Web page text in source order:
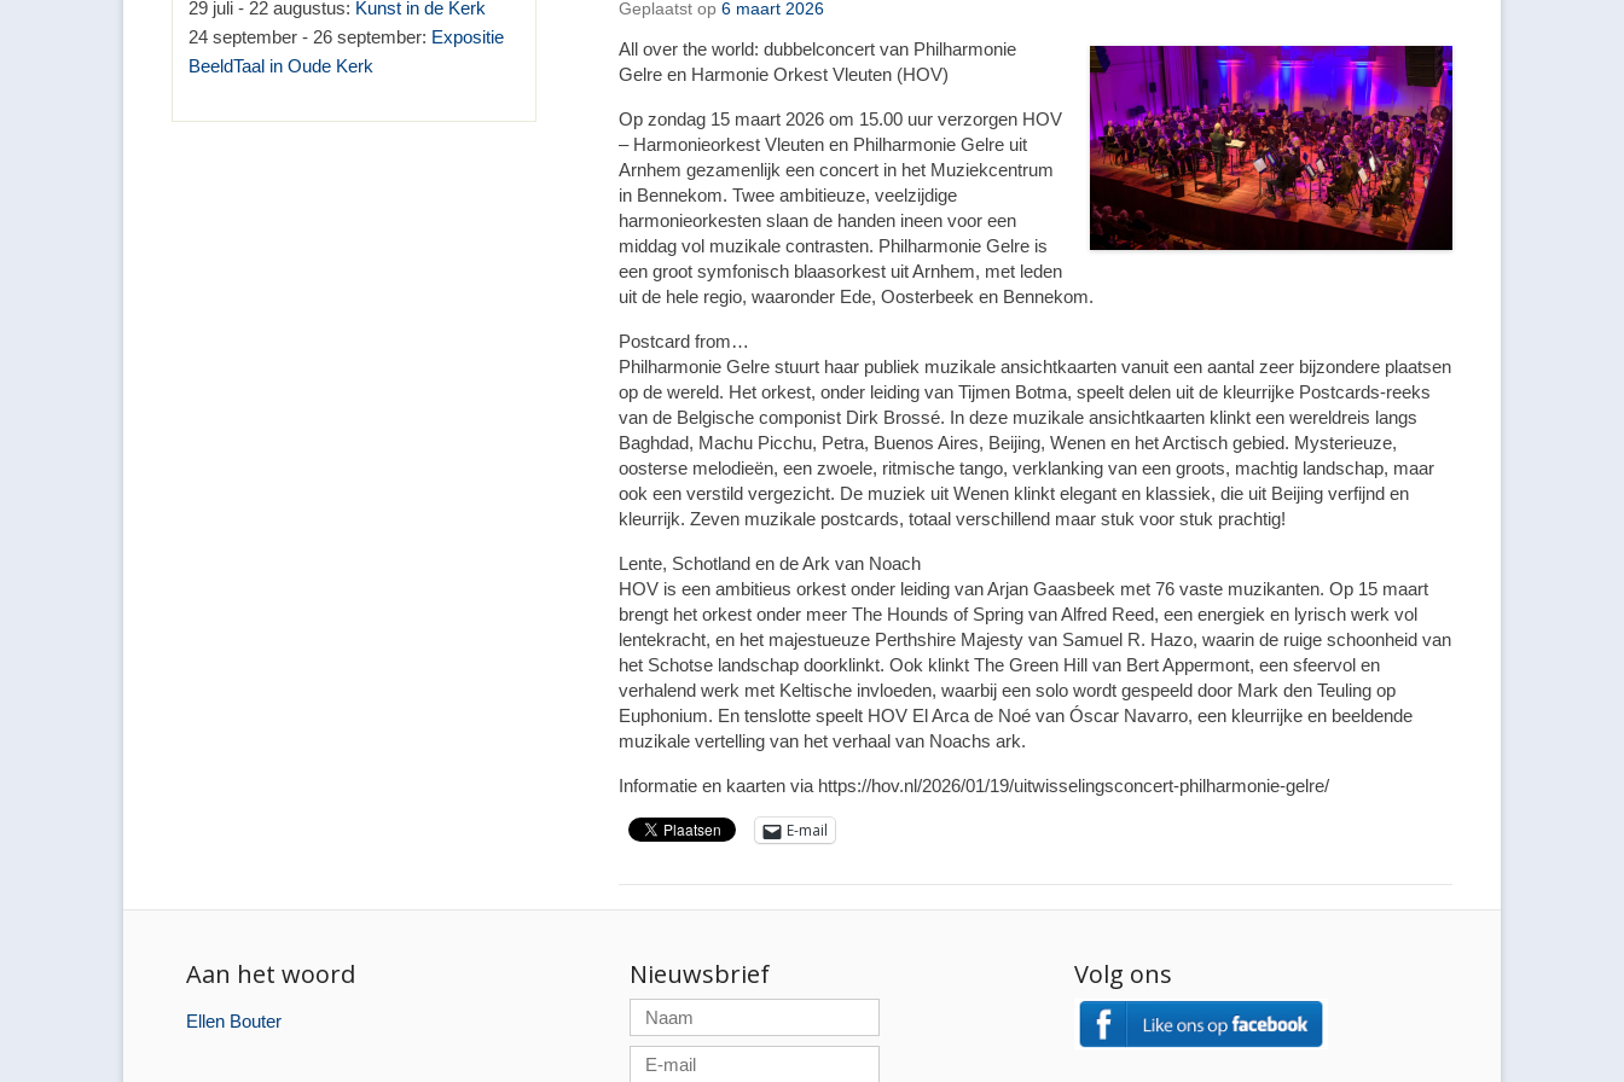
Geplaatst op 6 maart 2026
All over the world: dubbelconcert van Philharmonie
Gelre en Harmonie Orkest Vleuten (HOV)
Op zondag 15 maart 2026 om 15.00 uur verzorgen HOV
– Harmonieorkest Vleuten en Philharmonie Gelre uit
Arnhem gezamenlijk een concert in het Muziekcentrum
in Bennekom. Twee ambitieuze, veelzijdige
harmonieorkesten slaan de handen ineen voor een
middag vol muzikale contrasten. Philharmonie Gelre is
een groot symfonisch blaasorkest uit Arnhem, met leden
uit de hele regio, waaronder Ede, Oosterbeek en Bennekom.
Postcard from…
Philharmonie Gelre stuurt haar publiek muzikale ansichtkaarten vanuit een aantal zeer bijzondere plaatsen
op de wereld. Het orkest, onder leiding van Tijmen Botma, speelt delen uit de kleurrijke Postcards-reeks
van de Belgische componist Dirk Brossé. In deze muzikale ansichtkaarten klinkt een wereldreis langs
Baghdad, Machu Picchu, Petra, Buenos Aires, Beijing, Wenen en het Arctisch gebied. Mysterieuze,
oosterse melodieën, een zwoele, ritmische tango, verklanking van een groots, machtig landschap, maar
ook een verstild vergezicht. De muziek uit Wenen klinkt elegant en klassiek, die uit Beijing verfijnd en
kleurrijk. Zeven muzikale postcards, totaal verschillend maar stuk voor stuk prachtig!
Lente, Schotland en de Ark van Noach
HOV is een ambitieus orkest onder leiding van Arjan Gaasbeek met 76 vaste muzikanten. Op 15 maart
brengt het orkest onder meer The Hounds of Spring van Alfred Reed, een energiek en lyrisch werk vol
lentekracht, en het majestueuze Perthshire Majesty van Samuel R. Hazo, waarin de ruige schoonheid van
het Schotse landschap doorklinkt. Ook klinkt The Green Hill van Bert Appermont, een sfeervol en
verhalend werk met Keltische invloeden, waarbij een solo wordt gespeeld door Mark den Teuling op
Euphonium. En tenslotte speelt HOV El Arca de Noé van Óscar Navarro, een kleurrijke en beeldende
muzikale vertelling van het verhaal van Noachs ark.
Informatie en kaarten via https://hov.nl/2026/01/19/uitwisselingsconcert-philharmonie-gelre/
E-mail
29 juli - 22 augustus: Kunst in de Kerk
24 september - 26 september: Expositie
BeeldTaal in Oude Kerk
Aan het woord
Ellen Bouter
Nieuwsbrief Volg ons